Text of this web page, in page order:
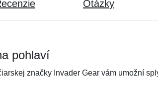
Otázky
pohlaví
značky Invader Gear vám umožní